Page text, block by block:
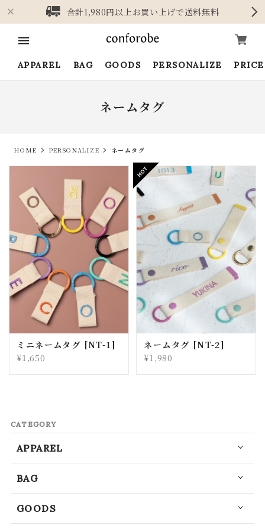
合計1,980円以上お買い上げで送料無料
APPAREL BAG GOODS PERSONALIZE
ネームタグ
HOME PERSONALIZE ネームタグ
ミニネームタグ [NT-1]
¥1,650
ネームタグ [NT-2]
¥1,980
CATEGORY
APPAREL
BAG
GOODS